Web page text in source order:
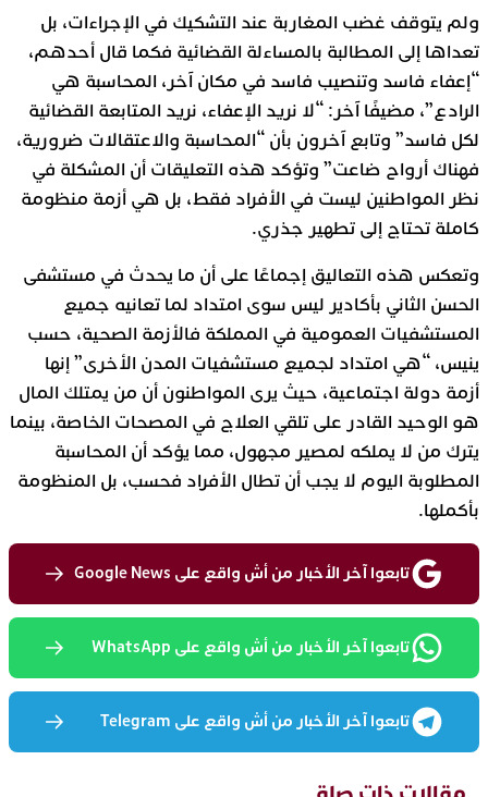
ولم يتوقف غضب المغاربة عند التشكيك في الإجراءات، بل
تعداها إلى المطالبة بالمساءلة القضائية فكما قال أحدهم،
“إعفاء فاسد وتنصيب فاسد في مكان آخر، المحاسبة هي
الرادع”، مضيفًا آخر: “لا نريد الإعفاء، نريد المتابعة القضائية
لكل فاسد” وتابع آخرون بأن “المحاسبة والاعتقالات ضرورية،
فهناك أرواح ضاعت” وتؤكد هذه التعليقات أن المشكلة في
نظر المواطنين ليست في الأفراد فقط، بل هي أزمة منظومة
كاملة تحتاج إلى تطهير جذري.
وتعكس هذه التعاليق إجماعًا على أن ما يحدث في مستشفى
الحسن الثاني بأكادير ليس سوى امتداد لما تعانيه جميع
المستشفيات العمومية في المملكة فالأزمة الصحية، حسب
ينيس، “هي امتداد لجميع مستشفيات المدن الأخرى” إنها
أزمة دولة اجتماعية، حيث يرى المواطنون أن من يمتلك المال
هو الوحيد القادر على تلقي العلاج في المصحات الخاصة، بينما
يترك من لا يملكه لمصير مجهول، مما يؤكد أن المحاسبة
المطلوبة اليوم لا يجب أن تطال الأفراد فحسب، بل المنظومة
بأكملها.
تابعوا آخر الأخبار من أش واقع على Google News
تابعوا آخر الأخبار من أش واقع على WhatsApp
تابعوا آخر الأخبار من أش واقع على Telegram